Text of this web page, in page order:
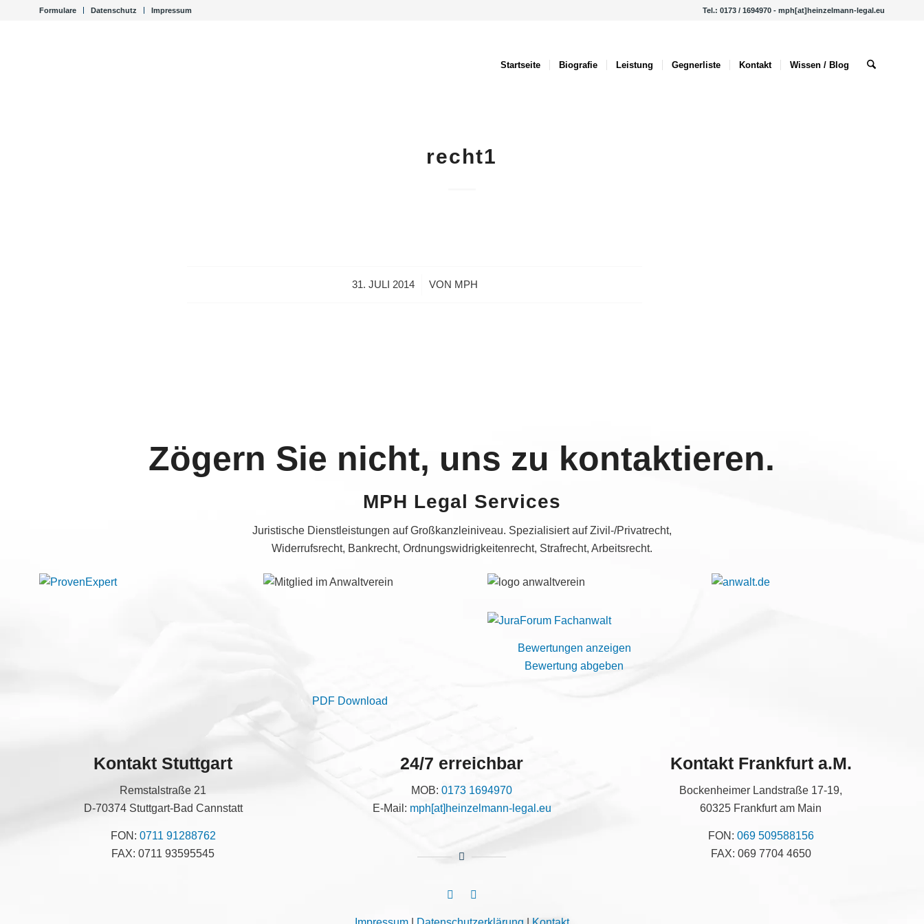
Formulare Datenschutz Impressum Tel.: 0173 / 1694970 - mph[at]heinzelmann-legal.eu
Startseite Biografie Leistung Gegnerliste Kontakt Wissen / Blog
recht1
31. JULI 2014
/ VON MPH
Zögern Sie nicht, uns zu kontaktieren.
MPH Legal Services
Juristische Dienstleistungen auf Großkanzleiniveau. Spezialisiert auf Zivil-/Privatrecht,
Widerrufsrecht, Bankrecht, Ordnungswidrigkeitenrecht, Strafrecht, Arbeitsrecht.
PDF Download
Bewertungen anzeigen
Bewertung abgeben
Kontakt Stuttgart
Remstalstraße 21
D-70374 Stuttgart-Bad Cannstatt
FON: 0711 91288762
FAX: 0711 93595545
24/7 erreichbar
MOB:0173 1694970
E-Mail: mph[at]heinzelmann-legal.eu
Kontakt Frankfurt a.M.
Bockenheimer Landstraße 17-19,
60325 Frankfurt am Main
FON: 069 509588156
FAX: 069 7704 4650